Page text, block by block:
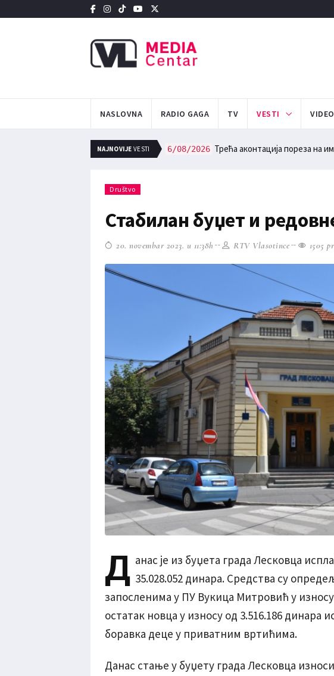
NASLOVNA RADIO GAGA TV VESTI VIDEO
NAJNOVIJE VESTI 6/08/2026 Трећа аконтација пореза на
Društvo
Стабилан буџет и
20. novembar 2023. u 11:38h RTV Vlasotince 1505
Д анас је из буџета града Лесковца
35.028.052 динара. Средства су
запосленима у ПУ Вукица Митровић у износу
остатак новца у износу од 3.516.186 динара
боравка деце у приватним вртићима.
Данас стање у буџету града Лесковца